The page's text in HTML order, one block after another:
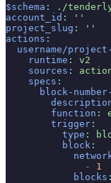
$schema :
./
account_id :
''
project_slug :
''
actions :
username/
    runtime
:
v2
    sources
:
    specs
:
block-
        function
:
        trigger
:
          type
:
          block
:
              -
1
            blocks
: